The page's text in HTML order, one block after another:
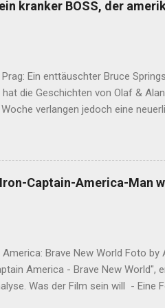
kranker BOSS, der
Ein enttäuschter Bruce
hat die Geschichten von Olaf &
verlangen jedoch eine
widerfahren ist. Nachdem sich die
Sie den entscheidenden Satz:
ihm sagt. Hier ist Sie, die
dieser Worte
Captain-America-Man
Brave New World Foto by
America - Brave New World",
Was der Film sein will - Eine